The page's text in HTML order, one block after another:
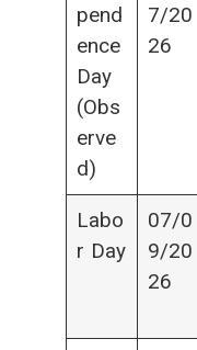
pend
ence
Day
(Obs
erve
d)
7/20
26
Labo
r Day
07/0
9/20
26